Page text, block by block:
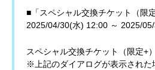
■「スペシャル交換チケット（限
2025/04/30(水) 12:00 ～ 2025/
スペシャル交換チケット（限定+
※上記のダイアログが表示された